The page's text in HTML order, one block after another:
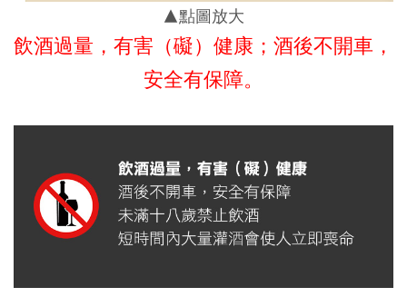
▲點圖放大
飲酒過量，有害（礙）健康；酒後不開車，
安全有保障。